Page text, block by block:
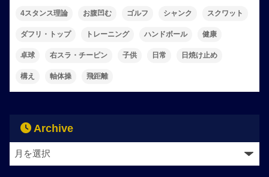
4スタンス理論 お腹凹む ゴルフ シャンク スクワット
ダフリ・トップ トレーニング ハンドボール 健康
卓球 右スラ・チーピン 子供 日常 日焼け止め
構え 軸体操 飛距離
Archive